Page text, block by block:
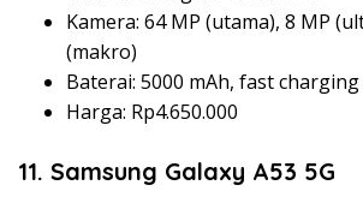
Kamera: 64 MP (utama), 8 MP
(makro)
Baterai: 5000 mAh, fast charging
Harga: Rp4.650.000
11. Samsung Galaxy A53 5G